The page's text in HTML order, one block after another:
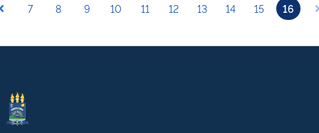
7 8 9 10 11 12 13 14 15 16